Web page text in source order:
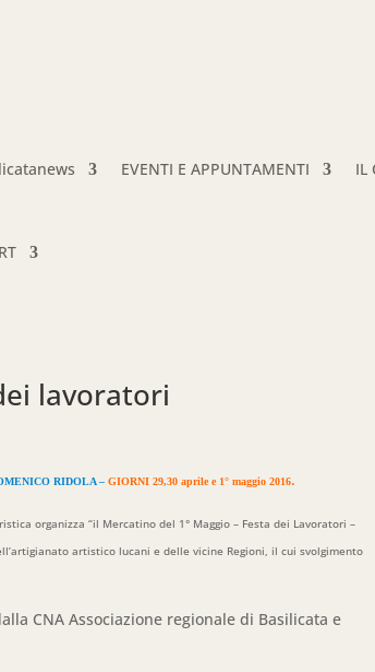
EVENTI E APPUNTAMENTI IL
lavoratori
RIDOLA –GIORNI 29,30 aprile e 1° maggio 2016.
organizza “il Mercatino del 1° Maggio – Festa dei Lavoratori –
artistico lucani e delle vicine Regioni, il cui svolgimento
CNA Associazione regionale di Basilicata e